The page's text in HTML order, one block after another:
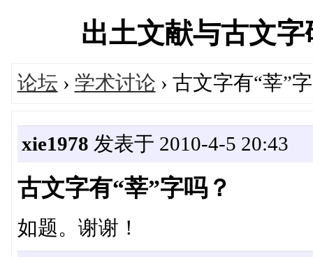
出土文献与古文
论坛 › 学术讨论 › 古文字有“莘”
xie1978 发表于 2010-4-5 20:43
古文字有“莘”字吗？
如题。谢谢！